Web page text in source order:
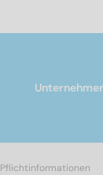
Pflichtinformationen